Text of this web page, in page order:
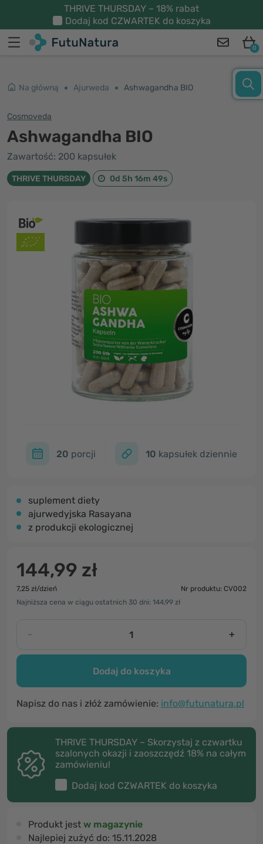
THRIVE THURSDAY – 18% rabat
Dodaj kod CZWARTEK do koszyka
0
Na główną Ajurweda Ashwagandha BIO
Cosmoveda
Ashwagandha BIO
Zawartość: 200 kapsułek
THRIVE THURSDAY 0d 5h 16m 49s
20 porcji 10 kapsułek dziennie
suplement diety
ajurwedyjska Rasayana
z produkcji ekologicznej
144,99 zł
7,25 zł/dzień
Nr produktu: CV002
Najniższa cena w ciągu ostatnich 30 dni: 144,99 zł
- +
Dodaj do koszyka
Napisz do nas i złóż zamówienie: info@futunatura.pl
THRIVE THURSDAY – Skorzystaj z czwartku
szalonych okazji i zaoszczędź 18% na całym
zamówieniu!
Dodaj kod CZWARTEK do koszyka
Produkt jest w magazynie
Najlepiej zużyć do: 15.11.2028